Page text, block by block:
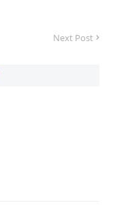
Next Post